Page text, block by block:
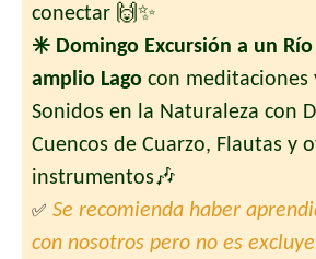
conectar 🙌✨
✳️ Domingo Excursión a un
amplio Lago con meditaciones
Sonidos en la Naturaleza con
Cuencos de Cuarzo, Flautas y
instrumentos🎶
✅ Se recomienda haber
con nosotros pero no es